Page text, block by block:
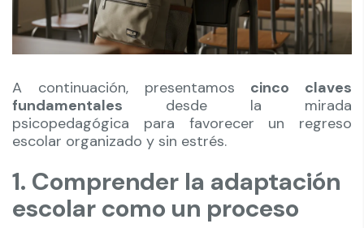
A continuación, presentamos cinco claves
fundamentales desde la mirada
psicopedagógica para favorecer un regreso
escolar organizado y sin estrés.
1. Comprender la adaptación
escolar como un proceso